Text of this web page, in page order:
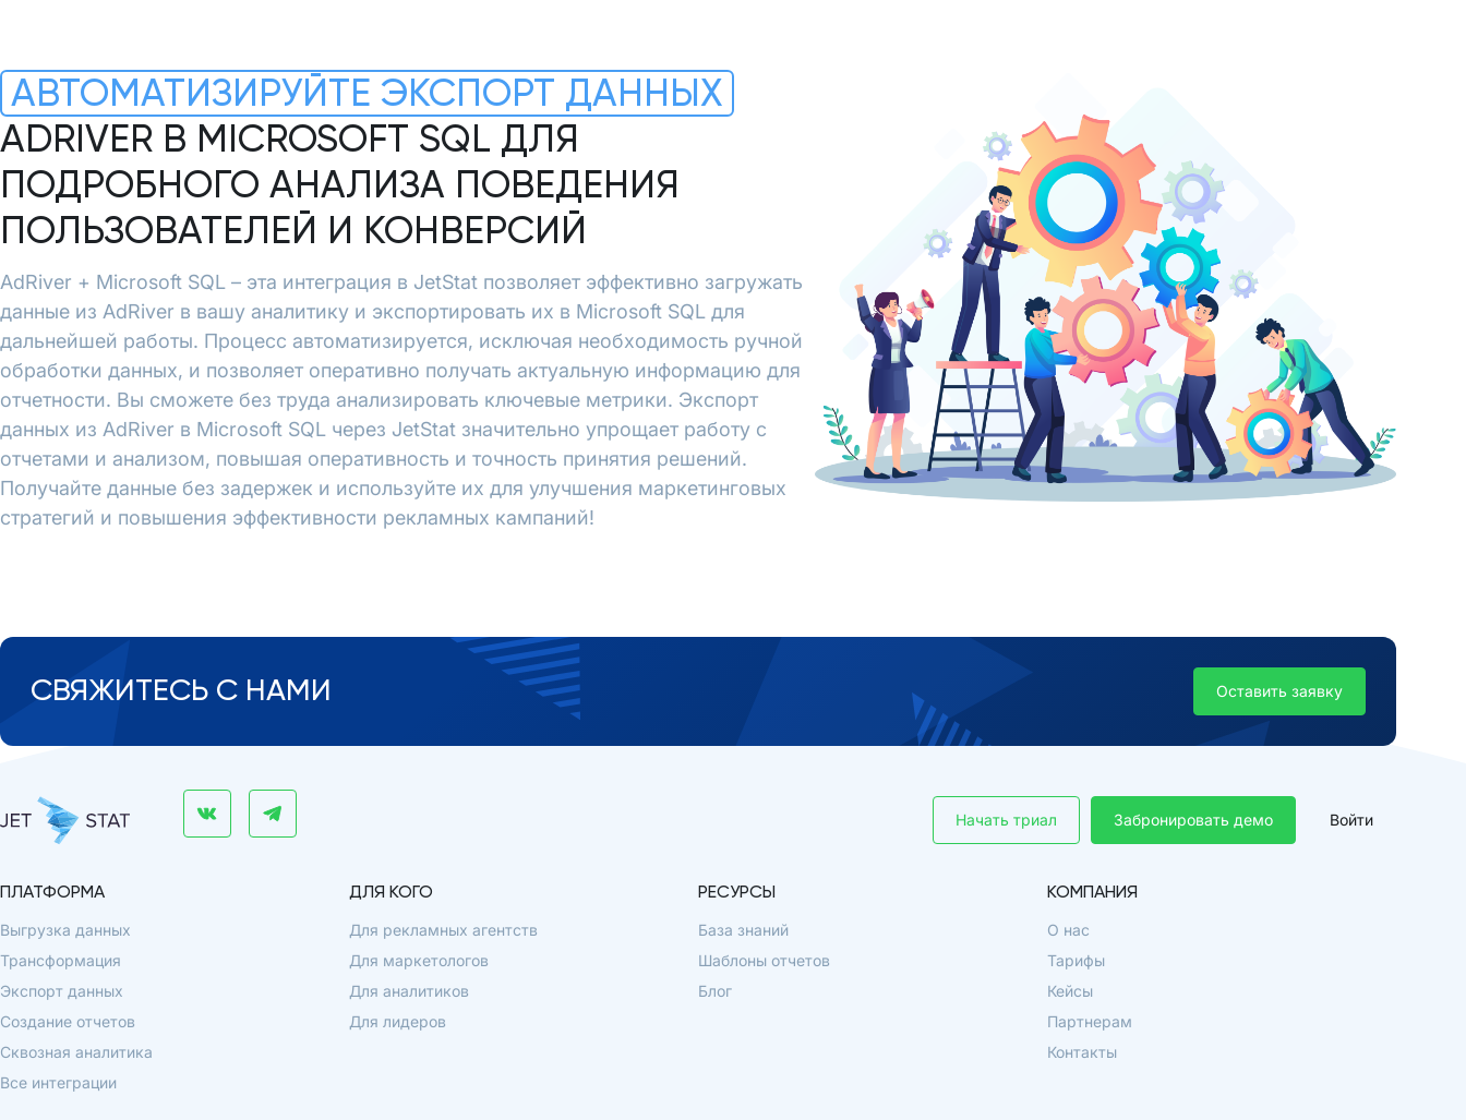
АВТОМАТИЗИРУЙТЕ ЭКСПОРТ ДАННЫХ
ADRIVER В MICROSOFT SQL ДЛЯ
ПОДРОБНОГО АНАЛИЗА ПОВЕДЕНИЯ
ПОЛЬЗОВАТЕЛЕЙ И КОНВЕРСИЙ
AdRiver + Microsoft SQL – эта интеграция в JetStat позволяет эффективно загружать
данные из AdRiver в вашу аналитику и экспортировать их в Microsoft SQL для
дальнейшей работы. Процесс автоматизируется, исключая необходимость ручной
обработки данных, и позволяет оперативно получать актуальную информацию для
отчетности. Вы сможете без труда анализировать ключевые метрики. Экспорт
данных из AdRiver в Microsoft SQL через JetStat значительно упрощает работу с
отчетами и анализом, повышая оперативность и точность принятия решений.
Получайте данные без задержек и используйте их для улучшения маркетинговых
стратегий и повышения эффективности рекламных кампаний!
СВЯЖИТЕСЬ С НАМИ Оставить заявку
Забронировать демо
Начать триал Войти
ПЛАТФОРМА
Выгрузка данных
Трансформация
Экспорт данных
Создание отчетов
Сквозная аналитика
Все интеграции
ДЛЯ КОГО
Для рекламных агентств
Для маркетологов
Для аналитиков
Для лидеров
РЕСУРСЫ
База знаний
Шаблоны отчетов
Блог
КОМПАНИЯ
О нас
Тарифы
Кейсы
Партнерам
Контакты